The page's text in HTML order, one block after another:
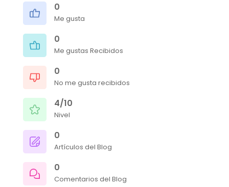
0
Me gusta
0
Me gustas Recibidos
0
No me gusta recibidos
4/10
Nivel
0
Artículos del Blog
0
Comentarios del Blog